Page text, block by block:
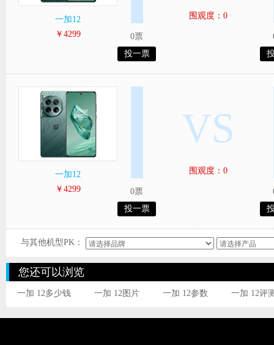
一加12
￥4299
0票
投一票
围观度：0
一加12
￥4299
0票
投一票
VS
围观度：0
与其他机型PK：
您还可以浏览
一加 12多少钱 一加 12图片 一加 12参数 一加 12评